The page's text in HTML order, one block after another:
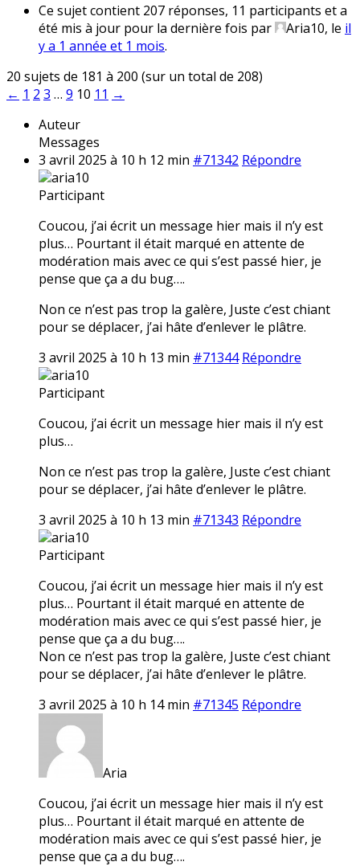
Ce sujet contient 207 réponses, 11 participants et a
été mis à jour pour la dernière fois par
Aria10, le il
y a 1 année et 1 mois.
20 sujets de 181 à 200 (sur un total de 208)
← 1 2 3 … 9 10 11 →
Auteur
Messages
3 avril 2025 à 10 h 12 min #71342 Répondre
aria10
Participant
Coucou, j’ai écrit un message hier mais il n’y est
plus… Pourtant il était marqué en attente de
modération mais avec ce qui s’est passé hier, je
pense que ça a du bug….
Non ce n’est pas trop la galère, Juste c’est chiant
pour se déplacer, j’ai hâte d’enlever le plâtre.
3 avril 2025 à 10 h 13 min #71344 Répondre
aria10
Participant
Coucou, j’ai écrit un message hier mais il n’y est
plus…
Non ce n’est pas trop la galère, Juste c’est chiant
pour se déplacer, j’ai hâte d’enlever le plâtre.
3 avril 2025 à 10 h 13 min #71343 Répondre
aria10
Participant
Coucou, j’ai écrit un message hier mais il n’y est
plus… Pourtant il était marqué en attente de
modération mais avec ce qui s’est passé hier, je
pense que ça a du bug….
Non ce n’est pas trop la galère, Juste c’est chiant
pour se déplacer, j’ai hâte d’enlever le plâtre.
3 avril 2025 à 10 h 14 min #71345 Répondre
Aria
Coucou, j’ai écrit un message hier mais il n’y est
plus… Pourtant il était marqué en attente de
modération mais avec ce qui s’est passé hier, je
pense que ça a du bug….